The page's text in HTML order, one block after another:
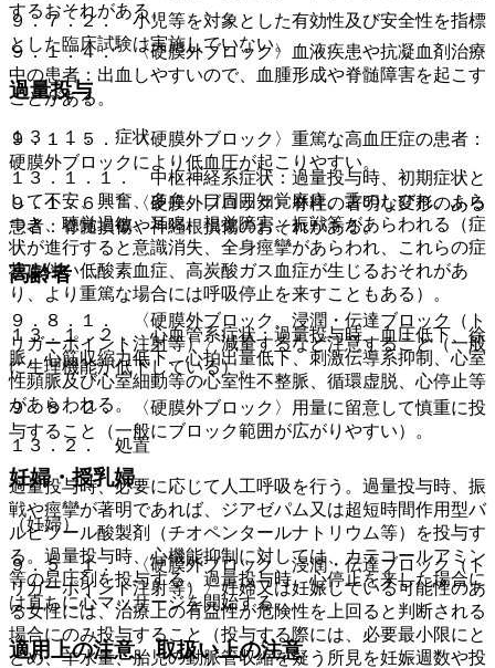
９．７．２． 小児等を対象とした有効性及び安全性を指標
とした臨床試験は実施していない。
過量投与
１３．１． 症状
１３．１．１． 中枢神経系症状：過量投与時、初期症状と
して不安、興奮、多弁、口周囲知覚麻痺、舌のしびれ、ふら
つき、聴覚過敏、耳鳴、視覚障害、振戦等があらわれる（症
状が進行すると意識消失、全身痙攣があらわれ、これらの症
状に伴い低酸素血症、高炭酸ガス血症が生じるおそれがあ
り、より重篤な場合には呼吸停止を来すこともある）。
１３．１．２． 心血管系症状：過量投与時、血圧低下、徐
脈、心筋収縮力低下、心拍出量低下、刺激伝導系抑制、心室
性頻脈及び心室細動等の心室性不整脈、循環虚脱、心停止等
があらわれる。
１３．２． 処置
過量投与時、必要に応じて人工呼吸を行う。過量投与時、振
戦や痙攣が著明であれば、ジアゼパム又は超短時間作用型バ
ルビツール酸製剤（チオペンタールナトリウム等）を投与す
る。過量投与時、心機能抑制に対しては、カテコールアミン
等の昇圧剤を投与する。過量投与時、心停止を来した場合に
は直ちに心マッサージを開始する。
適用上の注意、取扱い上の注意
するおそれがある。
９．１．４． 〈硬膜外ブロック〉血液疾患や抗凝血剤治療
中の患者：出血しやすいので、血腫形成や脊髄障害を起こす
ことがある。
９．１．５． 〈硬膜外ブロック〉重篤な高血圧症の患者：
硬膜外ブロックにより低血圧が起こりやすい。
９．１．６． 〈硬膜外ブロック〉脊柱の著明な変形のある
患者：脊髄損傷や神経根損傷のおそれがある。
高齢者
９．８．１． 〈硬膜外ブロック、浸潤・伝達ブロック（ト
リガーポイント注射等）〉減量するなど注意すること（一般
に生理機能が低下している）。
９．８．２． 〈硬膜外ブロック〉用量に留意して慎重に投
与すること（一般にブロック範囲が広がりやすい）。
妊婦・授乳婦
（妊婦）
９．５．１． 〈硬膜外ブロック、浸潤・伝達ブロック（ト
リガーポイント注射等）〉妊婦又は妊娠している可能性のあ
る女性には、治療上の有益性が危険性を上回ると判断される
場合にのみ投与すること（投与する際には、必要最小限にと
どめ、羊水量、胎児の動脈管収縮を疑う所見を妊娠週数や投